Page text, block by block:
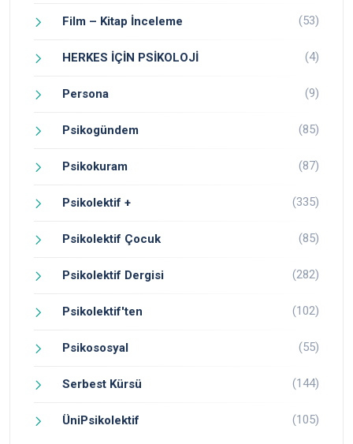
Film – Kitap İnceleme (53)
HERKES İÇİN PSİKOLOJİ (4)
Persona (9)
Psikogündem (85)
Psikokuram (87)
Psikolektif + (335)
Psikolektif Çocuk (85)
Psikolektif Dergisi (282)
Psikolektif'ten (102)
Psikososyal (55)
Serbest Kürsü (144)
ÜniPsikolektif (105)